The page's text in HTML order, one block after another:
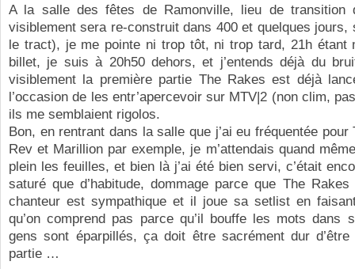
A la salle des fêtes de Ramonville, lieu de transition
visiblement sera re-construit dans 400 et quelques jours,
le tract), je me pointe ni trop tôt, ni trop tard, 21h étant
billet, je suis à 20h50 dehors, et j’entends déjà du
visiblement la première partie The Rakes est déjà
l’occasion de les entr’apercevoir sur MTV|2 (non clim,
ils me semblaient rigolos.
Bon, en rentrant dans la salle que j’ai eu fréquentée
Rev et Marillion par exemple, je m’attendais quand
plein les feuilles, et bien là j’ai été bien servi, c’était
saturé que d’habitude, dommage parce que The
chanteur est sympathique et il joue sa setlist en
qu’on comprend pas parce qu’il bouffe les mots dans
gens sont éparpillés, ça doit être sacrément dur d’être
partie …